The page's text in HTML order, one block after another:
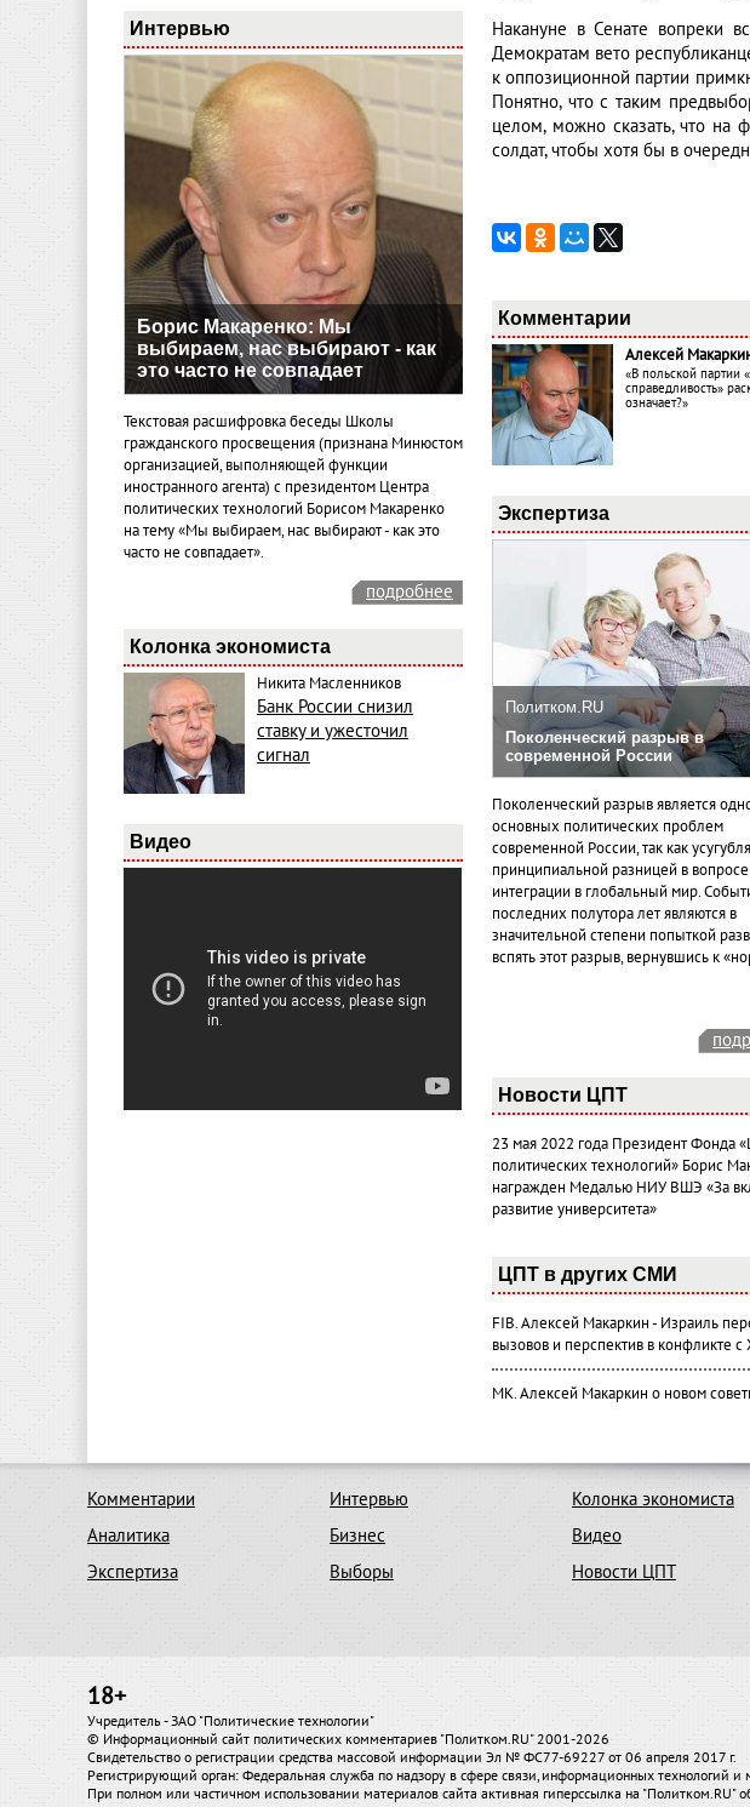
Интервью
Борис Макаренко: Мы
выбираем, нас выбирают - как
это часто не совпадает
Текстовая расшифровка беседы Школы
гражданского просвещения (признана Минюстом
организацией, выполняющей функции
иностранного агента) с президентом Центра
политических технологий Борисом Макаренко
на тему «Мы выбираем, нас выбирают - как это
часто не совпадает».
подробнее
Колонка экономиста
Никита Масленников
Банк России снизил
ставку и ужесточил
сигнал
Видео
Накануне в Сенате вопреки
Демократам вето
к оппозиционной партии
Понятно, что с таким
целом, можно сказать, что на
солдат, чтобы хотя бы в
Комментарии
Алексей
«В польской партии
справедливость»
означает?»
Экспертиза
Политком.RU
Поколенческий разрыв в
современной России
Поколенческий разрыв является
основных политических проблем
современной России, так как
принципиальной разницей в вопросе
интеграции в глобальный мир.
последних полутора лет являются в
значительной степени попыткой
вспять этот разрыв, вернувшись к
Новости ЦПТ
23 мая 2022 года Президент Фонда
политических технологий» Борис
награжден Медалью НИУ ВШЭ «За
развитие университета»
ЦПТ в других СМИ
FIB. Алексей Макаркин - Израиль
вызовов и перспектив в конфликте
МК. Алексей Макаркин о новом
Комментарии
Аналитика
Экспертиза
Интервью
Бизнес
Выборы
Колонка экономиста
Видео
Новости ЦПТ
18+
Учредитель - ЗАО "Политические технологии"
© Информационный сайт политических комментариев "Политком.RU" 2001-2026
Свидетельство о регистрации средства массовой информации Эл № ФС77-69227 от 06 апреля 2017 г.
Регистрирующий орган: Федеральная служба по надзору в сфере связи, информационных технологий
При полном или частичном использовании материалов сайта активная гиперссылка на "Политком.RU"